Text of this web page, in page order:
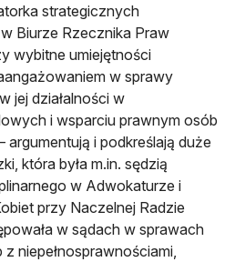
strategicznych
Biurze Rzecznika Praw
wybitne umiejętności
w sprawy
jej działalności w
i wsparciu prawnym osób
argumentują i podkreślają duże
która była m.in. sędzią
w Adwokaturze i
przy Naczelnej Radzie
w sądach w sprawach
niepełnosprawnościami,